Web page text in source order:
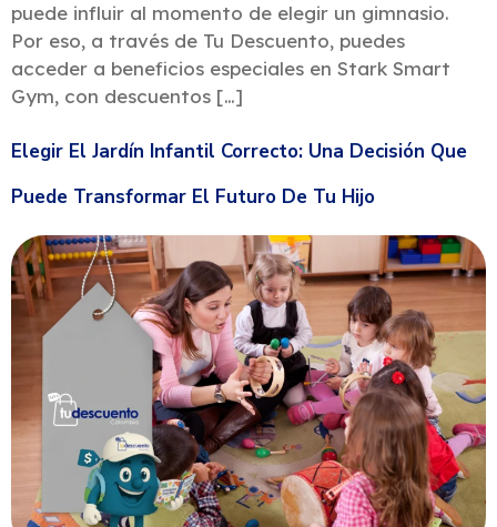
puede influir al momento de elegir un gimnasio.
Por eso, a través de Tu Descuento, puedes
acceder a beneficios especiales en Stark Smart
Gym, con descuentos […]
Elegir El Jardín Infantil Correcto: Una Decisión Que
Puede Transformar El Futuro De Tu Hijo